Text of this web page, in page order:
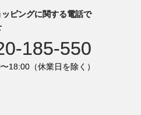
ピングに関する電話で
185-550
18:00（休業日を除く）